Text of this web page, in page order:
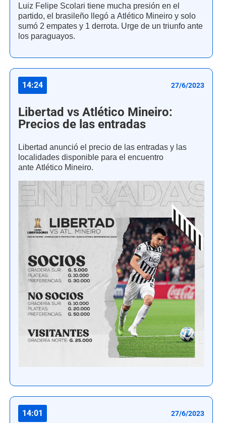
Luiz Felipe Scolari tiene mucha presión en el
partido, el brasileño llegó a Atlético Mineiro y solo
sumó 2 empates y 1 derrota. Urge de un triunfo ante
los paraguayos.
14:24 27/6/2023
Libertad vs Atlético Mineiro:
Precios de las entradas
Libertad anunció el precio de las entradas y las
localidades disponible para el encuentro
ante Atlético Mineiro.
14:01 27/6/2023